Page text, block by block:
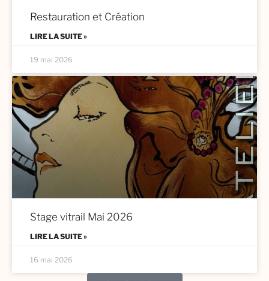
Restauration et Création
LIRE LA SUITE »
19 mai 2026
Stage vitrail Mai 2026
LIRE LA SUITE »
16 mai 2026